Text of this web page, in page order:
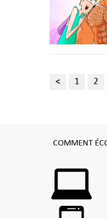
< 1 2
COMMENT